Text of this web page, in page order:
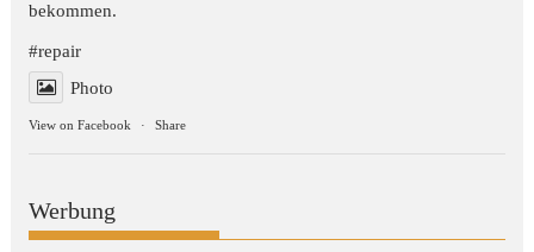
bekommen.
#repair
Photo
View on Facebook · Share
Werbung